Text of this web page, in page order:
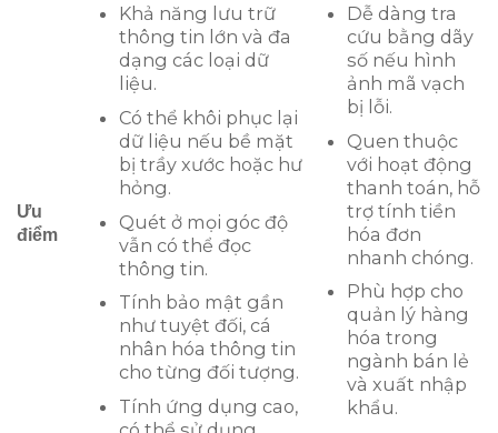
Ưu
điểm
Khả năng lưu trữ
thông tin lớn và đa
dạng các loại dữ
liệu.
Có thể khôi phục lại
dữ liệu nếu bề mặt
bị trầy xước hoặc hư
hỏng.
Quét ở mọi góc độ
vẫn có thể đọc
thông tin.
Tính bảo mật gần
như tuyệt đối, cá
nhân hóa thông tin
cho từng đối tượng.
Tính ứng dụng cao,
Dễ dàng tra
cứu bằng dãy
số nếu hình
ảnh mã vạch
bị lỗi.
Quen thuộc
với hoạt động
thanh toán, hỗ
trợ tính tiền
hóa đơn
nhanh chóng.
Phù hợp cho
quản lý hàng
hóa trong
ngành bán lẻ
và xuất nhập
khẩu.